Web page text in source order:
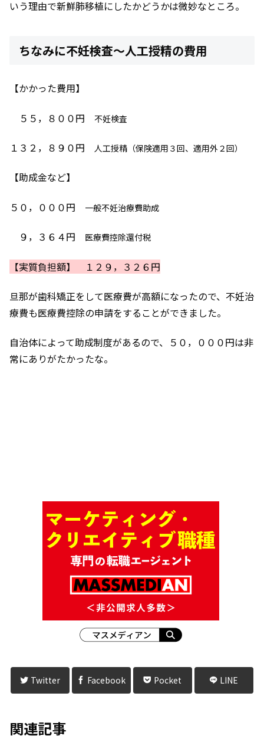
いう理由で新鮮肺移植にしたかどうかは微妙なところ。
ちなみに不妊検査～人工授精の費用
【かかった費用】
５５，８００円 不妊検査
１３２，８９０円 人工授精（保険適用３回、適用外２回）
【助成金など】
５０，０００円 一般不妊治療費助成
９，３６４円 医療費控除還付税
【実質負担額】 １２９，３２６円
旦那が歯科矯正をして医療費が高額になったので、不妊治
療費も医療費控除の申請をすることができました。
自治体によって助成制度があるので、５０，０００円は非
常にありがたかったな。
Twitter Facebook Pocket LINE
関連記事